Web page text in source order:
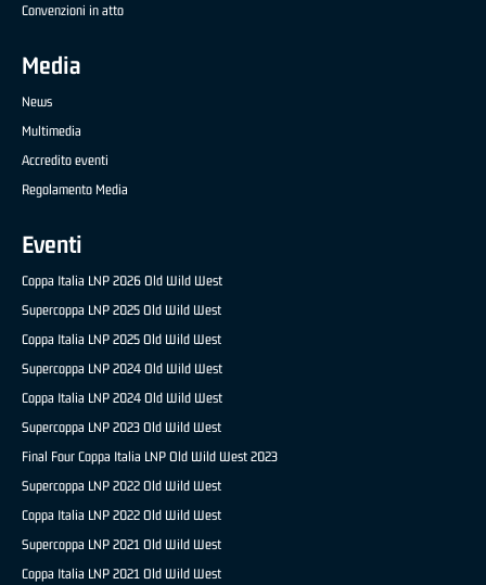
Convenzioni in atto
Media
News
Multimedia
Accredito eventi
Regolamento Media
Eventi
Coppa Italia LNP 2026 Old Wild West
Supercoppa LNP 2025 Old Wild West
Coppa Italia LNP 2025 Old Wild West
Supercoppa LNP 2024 Old Wild West
Coppa Italia LNP 2024 Old Wild West
Supercoppa LNP 2023 Old Wild West
Final Four Coppa Italia LNP Old Wild West 2023
Supercoppa LNP 2022 Old Wild West
Coppa Italia LNP 2022 Old Wild West
Supercoppa LNP 2021 Old Wild West
Coppa Italia LNP 2021 Old Wild West